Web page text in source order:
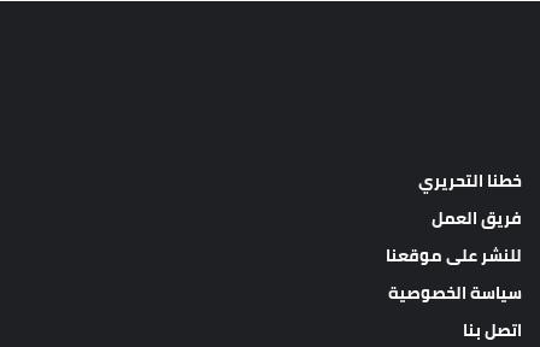
خطنا التحريري
فريق العمل
للنشر على موقعنا
سياسة الخصوصية
اتصل بنا